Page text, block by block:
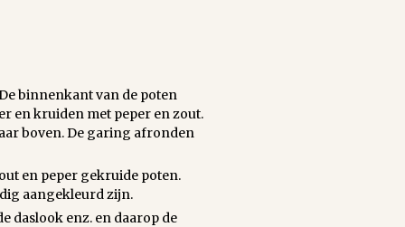
binnenkant van de poten
en kruiden met peper en zout.
boven. De garing afronden
en peper gekruide poten.
aangekleurd zijn.
daslook enz. en daarop de